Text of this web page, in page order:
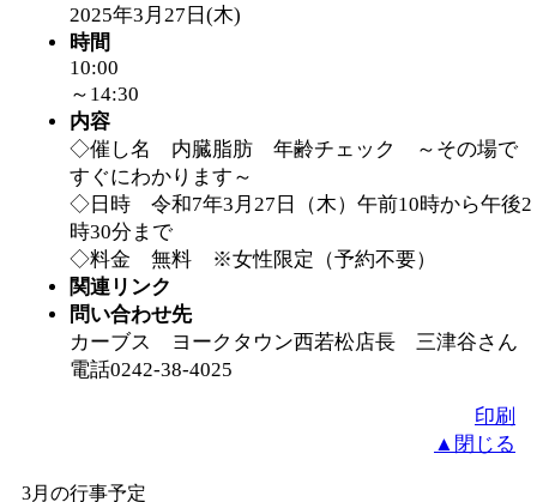
「堂島地区歴史ウオ
す」 受付期間：～
「みなづる号乗車体
de 健康づくり」」 受
「皆鶴姫のこびる塾
～」 受付期間：～
みなづる号乗車体
de 健康づくり」
2025年3月27日(木)
時間
10:00
～14:30
内容
◇催し名 内臓脂肪 年齢チェック ～その場で
すぐにわかります～
◇日時 令和7年3月27日（木）午前10時から午後2
時30分まで
◇料金 無料 ※女性限定（予約不要）
関連リンク
問い合わせ先
カーブス ヨークタウン西若松店長 三津谷さん
電話0242-38-4025
印刷
▲閉じる
3月の行事予定